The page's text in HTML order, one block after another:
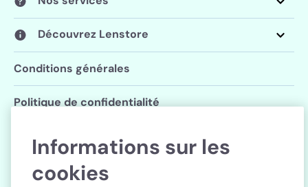
Découvrez Lenstore
Conditions générales
Politique de confidentialité
Paramètres des cookies
Suivez Lenstore
Informations sur les
cookies